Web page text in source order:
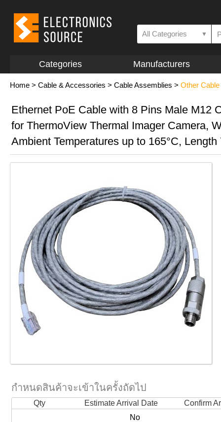
All Categories ▼
Categories Manufacturers
Home > Cable & Accessories > Cable Assemblies > Other Cable
Ethernet PoE Cable with 8 Pins Male M12
for ThermoView Thermal Imager Camera,
Ambient Temperatures up to 165°C, Length
กำหนดสินค้าจะเข้าในครั้งถัดไป
Qty Estimate Arrival Date
Confirm
No